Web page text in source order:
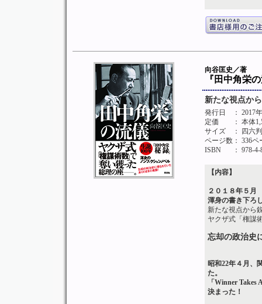
向谷匡史／著
『田中角栄
新たな視点か
発行日
： 2017
定価
： 本体
サイズ
： 四六
ページ数： 336ペ
ISBN
： 978-
【内容】
２０１８年５月
渾身の書き下ろ
新たな視点から
ヤクザ式「権謀
忘却の政治史
昭和22年４月、
た。
「Winner
決まった！